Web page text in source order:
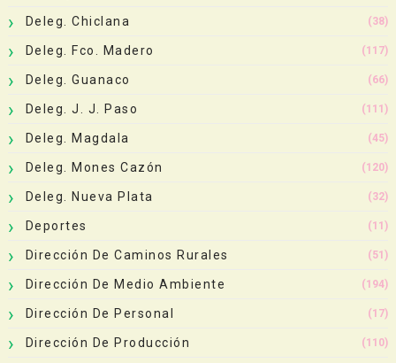
Deleg. Chiclana (38)
Deleg. Fco. Madero (117)
Deleg. Guanaco (66)
Deleg. J. J. Paso (111)
Deleg. Magdala (45)
Deleg. Mones Cazón (120)
Deleg. Nueva Plata (32)
Deportes (11)
Dirección De Caminos Rurales (51)
Dirección De Medio Ambiente (194)
Dirección De Personal (17)
Dirección De Producción (110)